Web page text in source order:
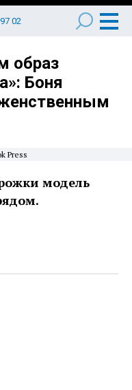
02
образ
Боня
Press
модель